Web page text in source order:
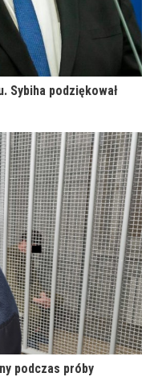
Sybiha podziękował
podczas próby